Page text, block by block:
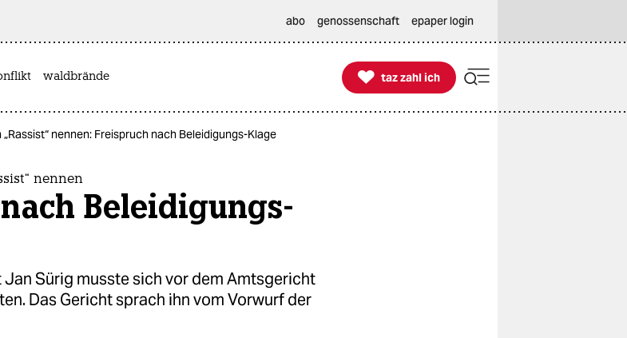
abo genossenschaft epaper login
waldbrände 
taz zahl ich
taz zahl ich
nennen: Freispruch nach Beleidigungs-Klage
nennen
Beleidigungs-
Jan Sürig musste sich vor dem Amtsgericht
Das Gericht sprach ihn vom Vorwurf der